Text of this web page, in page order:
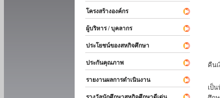
โครงสร้างองค์กร
ผู้บริหาร / บุคลากร
ประโยชน์ของสหกิจศึกษา
ประกันคุณภาพ
รายงานผลการดำเนินงาน
คืน
เป็